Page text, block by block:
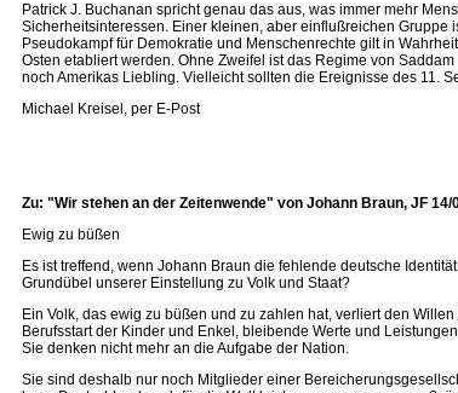
Patrick J. Buchanan spricht genau das aus, was immer mehr
Sicherheitsinteressen. Einer kleinen, aber einflußreichen Gruppe
Pseudokampf für Demokratie und Menschenrechte gilt in
Osten etabliert werden. Ohne Zweifel ist das Regime von
noch Amerikas Liebling. Vielleicht sollten die Ereignisse des 11.
Michael Kreisel, per E-Post
Zu: "Wir stehen an der Zeitenwende" von Johann Braun, JF 14/
Ewig zu büßen
Es ist treffend, wenn Johann Braun die fehlende deutsche
Grundübel unserer Einstellung zu Volk und Staat?
Ein Volk, das ewig zu büßen und zu zahlen hat, verliert den
Berufsstart der Kinder und Enkel, bleibende Werte und
Sie denken nicht mehr an die Aufgabe der Nation.
Sie sind deshalb nur noch Mitglieder einer